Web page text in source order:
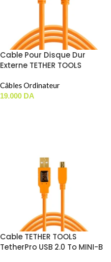
Cable Pour Disque Dur
Externe TETHER TOOLS
3.0 (4.6m)
Câbles Ordinateur
19.000 DA
Cable TETHER TOOLS
TetherPro USB 2.0 To MINI-B